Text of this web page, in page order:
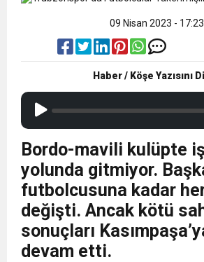
09 Nisan 2023 - 17:23
Haber / Köşe Yazısını
Bordo-mavili kulüpte
yolunda gitmiyor.
futbolcusuna kadar
değişti. Ancak kötü
sonuçları
devam etti.